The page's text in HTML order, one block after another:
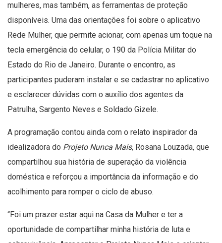
mulheres, mas também, as ferramentas de proteção
disponíveis. Uma das orientações foi sobre o aplicativo
Rede Mulher, que permite acionar, com apenas um toque na
tecla emergência do celular, o 190 da Polícia Militar do
Estado do Rio de Janeiro. Durante o encontro, as
participantes puderam instalar e se cadastrar no aplicativo
e esclarecer dúvidas com o auxílio dos agentes da
Patrulha, Sargento Neves e Soldado Gizele.
A programação contou ainda com o relato inspirador da
idealizadora do Projeto Nunca Mais, Rosana Louzada, que
compartilhou sua história de superação da violência
doméstica e reforçou a importância da informação e do
acolhimento para romper o ciclo de abuso.
“Foi um prazer estar aqui na Casa da Mulher e ter a
oportunidade de compartilhar minha história de luta e